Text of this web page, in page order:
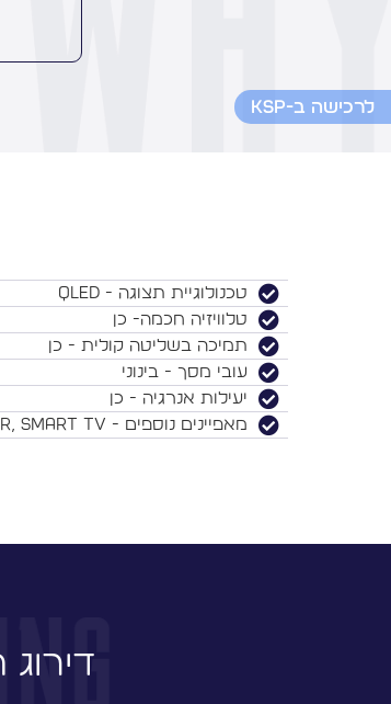
לרכישה ב-KSP
טכנולוגיית תצוגה - QLED
טלוויזיה חכמה- כן
תמיכה בשליטה קולית - כן
עובי מסך - בינוני
יעילות אנרגיה - כן
מאפיינים נוספים - Quantum HDR, Smart TV